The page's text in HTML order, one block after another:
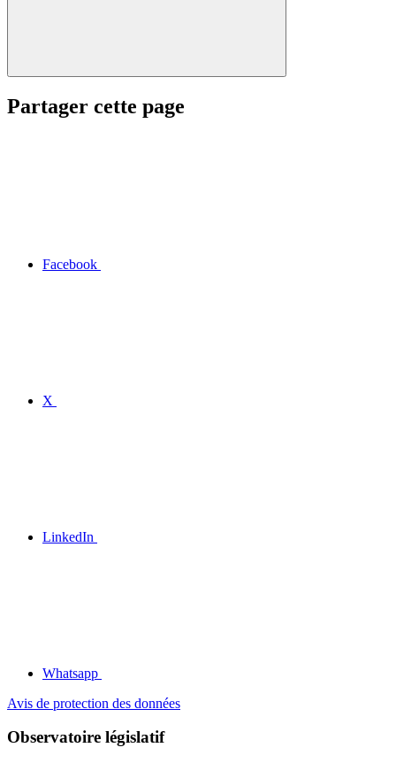
Partager cette page
Facebook
X
LinkedIn
Whatsapp
Avis de protection des données
Observatoire législatif